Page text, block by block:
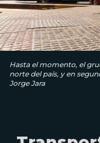
Hasta el momento, el
norte del país, y en
Jorge Jara